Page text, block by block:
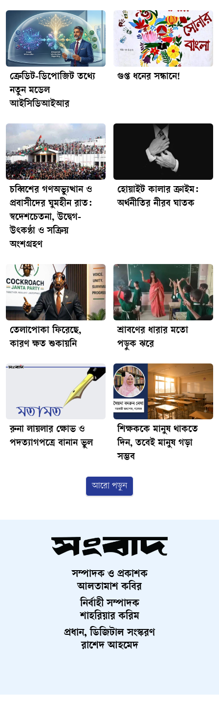
ক্রেডিট-ডিপোজিট তথ্যে
নতুন মডেল
আইসিডিআইআর
গুপ্ত ধনের সন্ধানে!
চব্বিশের গণঅভ্যুত্থান ও
প্রবাসীদের ঘুমহীন রাত:
স্বদেশচেতনা, উদ্বেগ-
উৎকণ্ঠা ও সক্রিয়
অংশগ্রহণ
হোয়াইট কালার ক্রাইম:
অর্থনীতির নীরব ঘাতক
তেলাপোকা ফিরেছে,
কারণ ক্ষত শুকায়নি
শ্রাবণের ধারার মতো
পড়ুক ঝরে
রুনা লায়লার ক্ষোভ ও
পদত্যাগপত্রে বানান ভুল
শিক্ষককে মানুষ থাকতে
দিন, তবেই মানুষ গড়া
সম্ভব
আরো পড়ুন
সম্পাদক ও প্রকাশক
আলতামাশ কবির
নির্বাহী সম্পাদক
শাহরিয়ার করিম
প্রধান, ডিজিটাল সংস্করণ
রাশেদ আহমেদ